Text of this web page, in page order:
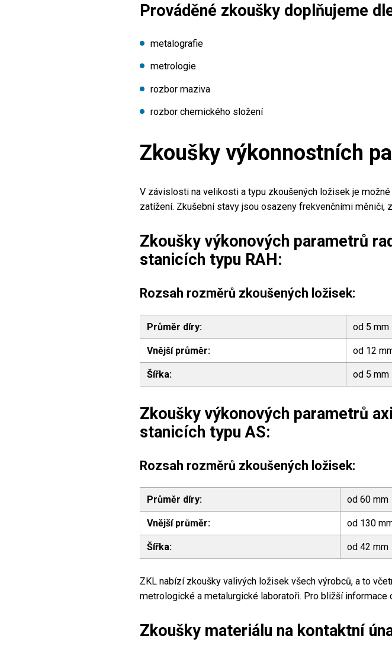
Prováděné zkoušky doplňujeme
metalografie
metrologie
rozbor maziva
rozbor chemického složení
Zkoušky výkonnostních
V závislosti na velikosti a typu zkoušených ložisek je
zatížení. Zkušební stavy jsou osazeny frekvenčními
Zkoušky výkonových parametrů
stanicích typu RAH:
Rozsah rozměrů zkoušených ložisek:
Průměr díry: od 5 mm
Vnější průměr: od 12
Šířka: od 5 mm
Zkoušky výkonových parametrů
stanicích typu AS:
Rozsah rozměrů zkoušených ložisek:
Průměr díry: od 60 mm
Vnější průměr: od 130
Šířka: od 42 mm
ZKL nabízí zkoušky valivých ložisek všech výrobců, a to
metrologické a metalurgické laboratoři. Pro bližší informace
Zkoušky materiálu na kontaktní